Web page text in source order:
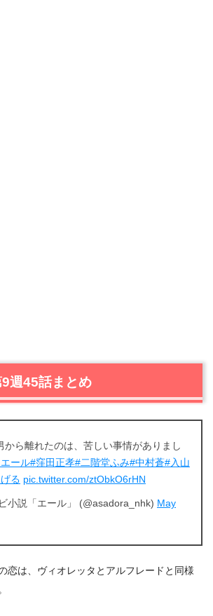
9週45話まとめ
から離れたのは、苦しい事情がありまし
ール#窪田正孝#二階堂ふみ#中村蒼#入山
る pic.twitter.com/ztObkO6rHN
小説「エール」 (@asadora_nhk) May
恋は、ヴィオレッタとアルフレードと同様